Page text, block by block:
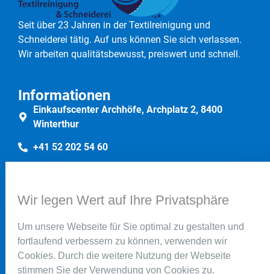
Seit über 23 Jahren in der Textilreinigung und
Schneiderei tätig. Auf uns können Sie sich verlassen.
Wir arbeiten qualitätsbewusst, preiswert und schnell.
Informationen
Einkaufscenter Archhöfe, Archplatz 2, 8400
Winterthur
+41 52 202 54 60
Rechtliches
Impressum
Datenschutz
Wir legen Wert auf Ihre Privatsphäre
Um unsere Webseite für Sie optimal zu gestalten und
fortlaufend verbessern zu können, verwenden wir
Cookies. Durch die weitere Nutzung der Webseite
stimmen Sie der Verwendung von Cookies zu.